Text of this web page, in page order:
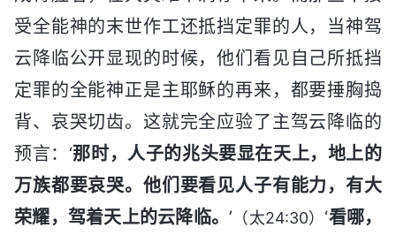
受全能神的末世作工还抵挡定罪的人，当神驾
云降临公开显现的时候，他们看见自己所抵挡
定罪的全能神正是主耶稣的再来，都要捶胸捣
背、哀哭切齿。这就完全应验了主驾云降临的
预言：‘那时，人子的兆头要显在天上，地上的
万族都要哀哭。他们要看见人子有能力，有大
荣耀，驾着天上的云降临。 ’ （太24:30） ‘看哪，